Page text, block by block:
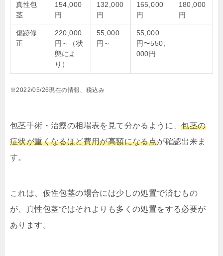
真性包
茎
154,000
円
132,000
円
165,000
円
180,000
円
傷跡修
正
220,000
円～（状
態によ
り）
55,000
円～
55,000
円〜550,
000円
※2022/05/26現在の情報、税込み
包茎手術・治療の相場表を見て分かるように、包茎の
症状が重くなるほど費用が高額になる点が確認出来ま
す。
これは、仮性包茎の場合には少しの処置で済むもの
が、真性包茎ではそれよりも多くの処置をする必要が
あります。